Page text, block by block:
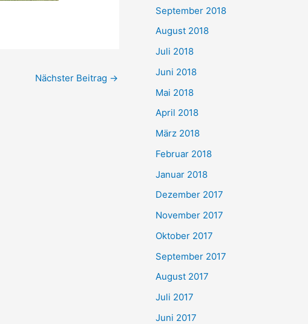
Nächster Beitrag →
September 2018
August 2018
Juli 2018
Juni 2018
Mai 2018
April 2018
März 2018
Februar 2018
Januar 2018
Dezember 2017
November 2017
Oktober 2017
September 2017
August 2017
Juli 2017
Juni 2017